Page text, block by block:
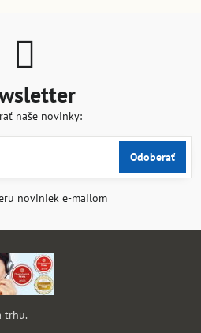
naše novinky:
Odoberať
noviniek e-mailom
trhu.